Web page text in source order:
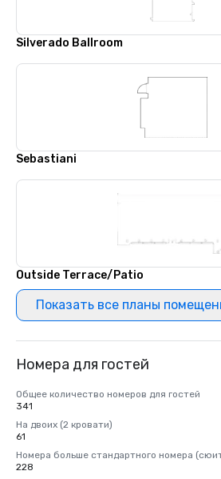
Silverado Ballroom
Sebastiani
Outside Terrace/Patio
Показать все планы
Номера для гостей
Общее количество номеров для гостей
341
На двоих (2 кровати)
61
Номера больше стандартного номера
228